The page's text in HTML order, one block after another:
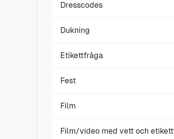
Dresscodes
Dukning
Etikettfråga
Fest
Film
Film/video med vett och etikett